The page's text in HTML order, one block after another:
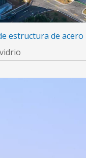
estructura de acero